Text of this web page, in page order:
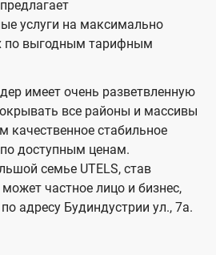
д
е
и
я
услуги на максимально
по выгодным тарифным
имеет очень разветвленную
все районы и массивы
качественное стабильное
по доступным ценам.
семье UTELS, став
частное лицо и бизнес,
адресу Будиндустрии ул., 7а.